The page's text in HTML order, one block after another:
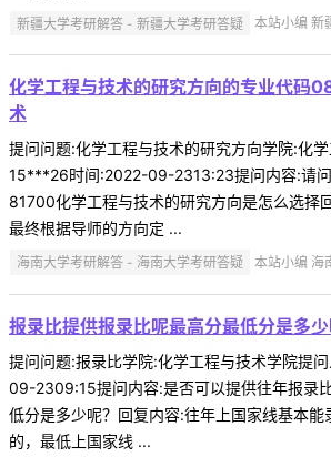
新疆大学考研解答 - 新疆大学考研答疑 本站小编
化学工程与技术的研究方向的专业代码
术
提问问题:化学工程与技术的研究方向学院:化
15***26时间:2022-09-2313:23提问内容:请
81700化学工程与技术的研究方向是怎么选择
最终根据导师的方向定 ...
海南大学考研解答 - 海南大学考研答疑 本站小编
报录比提供报录比呢最高分最低分是多
提问问题:报录比学院:化学工程与技术学院提
09-2309:15提问内容:是否可以提供往年报录
低分是多少呢？回复内容:往年上国家线基本
的，最低上国家线 ...